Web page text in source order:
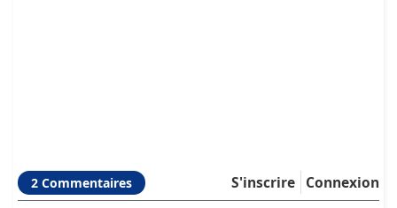
2 Commentaires Connexion
S'inscrire